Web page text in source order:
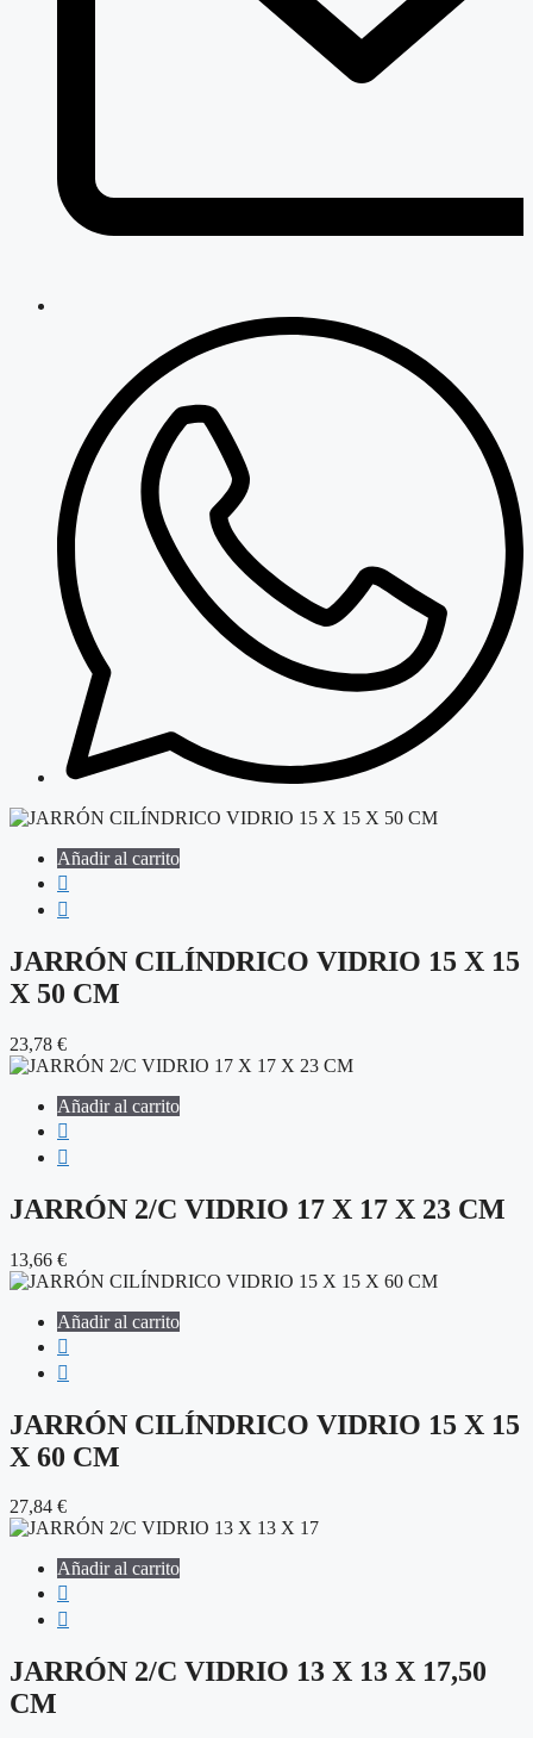
Añadir al carrito
JARRÓN CILÍNDRICO VIDRIO 15 X 15
X 50 CM
23,78 €
Añadir al carrito
JARRÓN 2/C VIDRIO 17 X 17 X 23 CM
13,66 €
Añadir al carrito
JARRÓN CILÍNDRICO VIDRIO 15 X 15
X 60 CM
27,84 €
Añadir al carrito
JARRÓN 2/C VIDRIO 13 X 13 X 17,50
CM